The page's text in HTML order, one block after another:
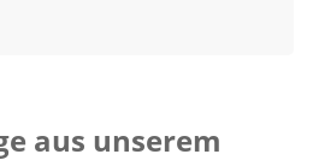
aus unserem